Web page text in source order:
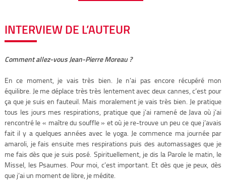
INTERVIEW DE L’AUTEUR
Comment allez-vous Jean-Pierre Moreau ?
En ce moment, je vais très bien. Je n’ai pas encore récupéré mon
équilibre. Je me déplace très très lentement avec deux cannes, c’est pour
ça que je suis en fauteuil. Mais moralement je vais très bien. Je pratique
tous les jours mes respirations, pratique que j’ai ramené de Java où j’ai
rencontré le « maître du souffle » et où je re-trouve un peu ce que j’avais
fait il y a quelques années avec le yoga. Je commence ma journée par
amaroli, je fais ensuite mes respirations puis des automassages que je
me fais dès que je suis posé. Spirituellement, je dis la Parole le matin, le
Missel, les Psaumes. Pour moi, c’est important. Et dès que je peux, dès
que j’ai un moment de libre, je médite.